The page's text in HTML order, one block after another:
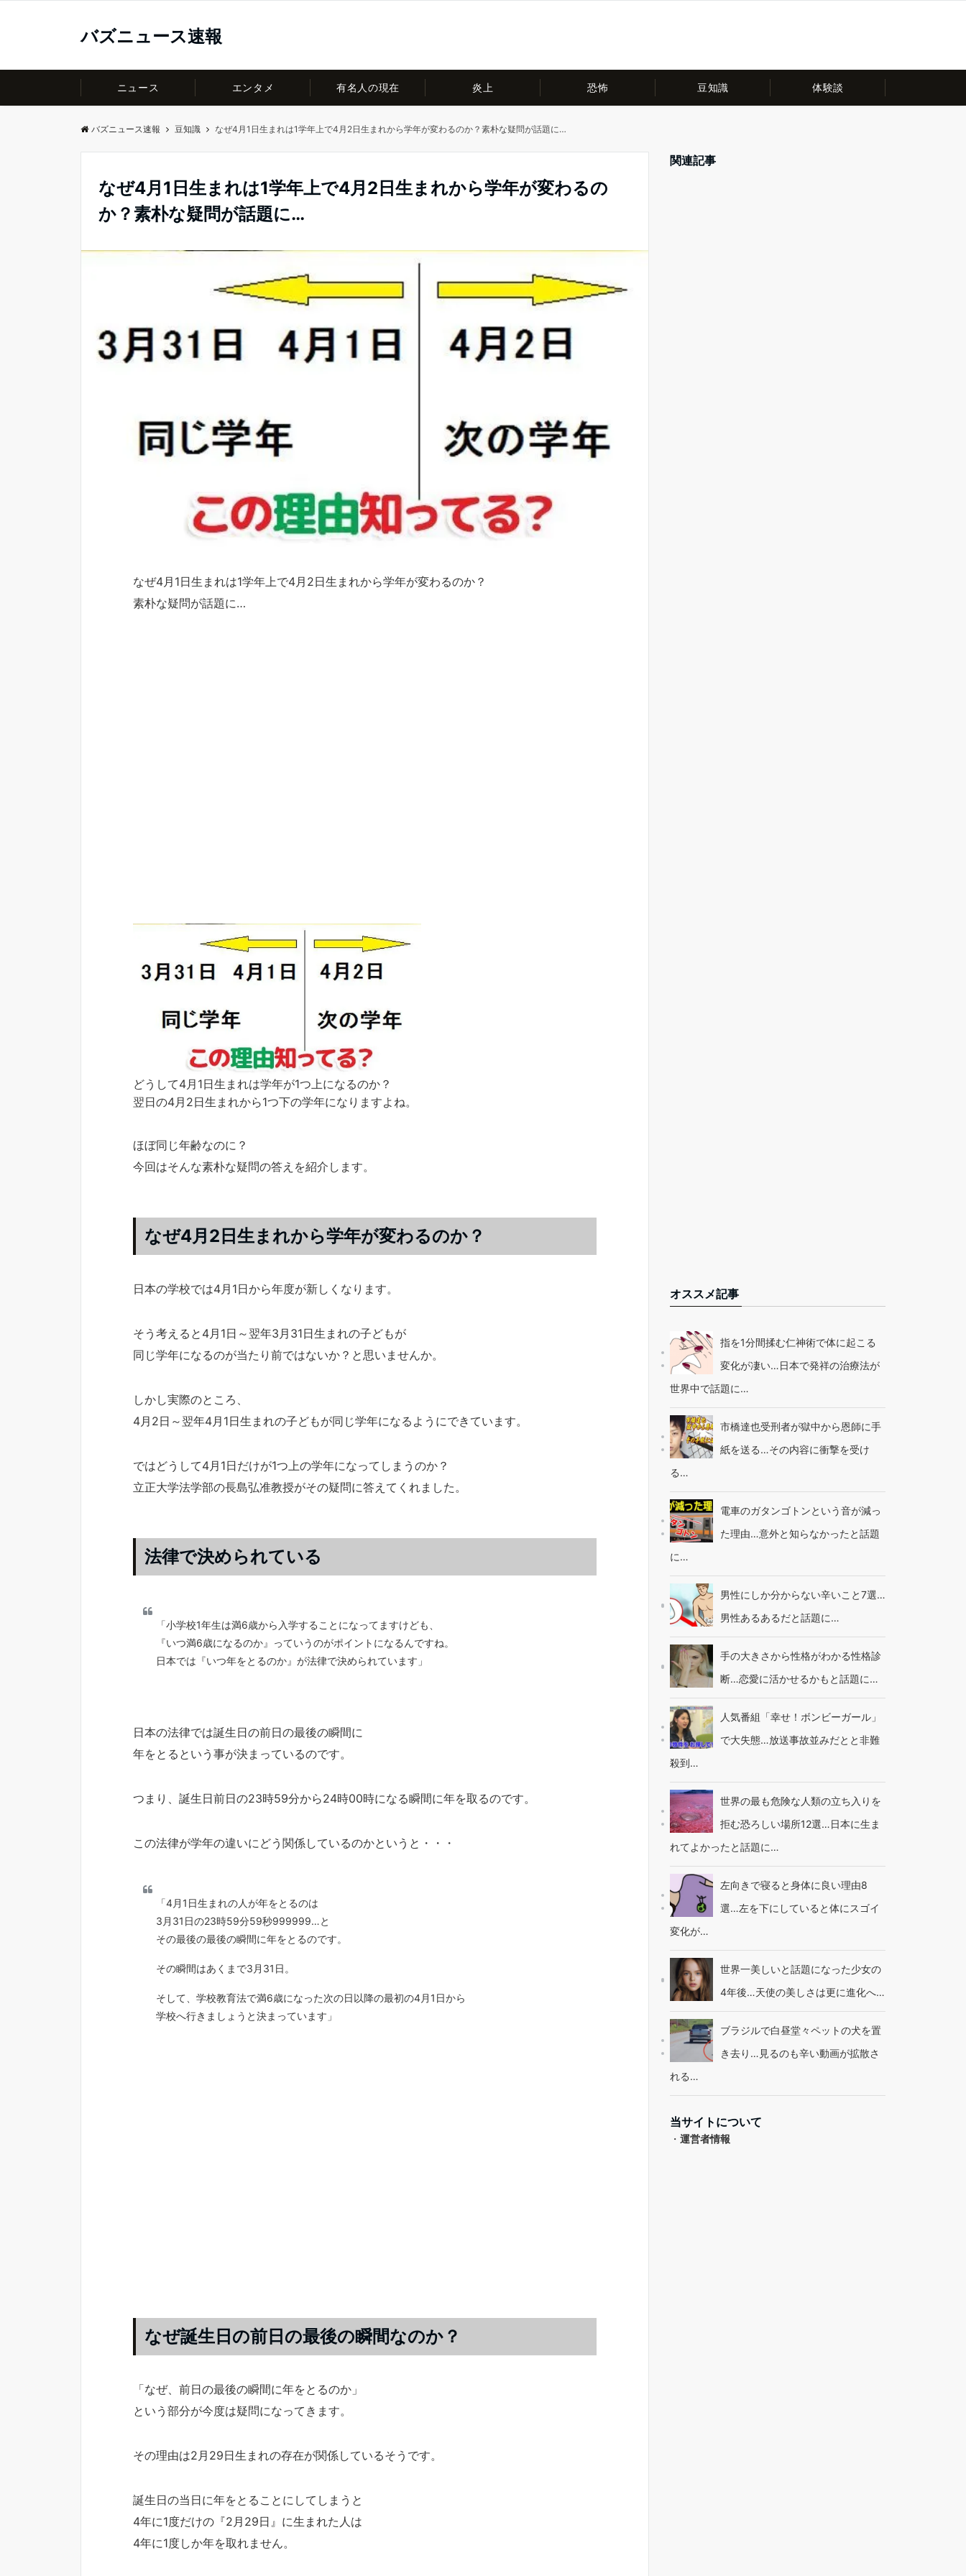
バズニュース速報
ニュース エンタメ 有名人の現在 炎上 恐怖 豆知識 体験談
バズニュース速報 豆知識 なぜ4月1日生まれは1学年上で4月2日生まれから学年が変わるのか？素朴な疑問が話題に…
なぜ4月1日生まれは1学年上で4月2日生まれから学年が変わるの
か？素朴な疑問が話題に…
なぜ4月1日生まれは1学年上で4月2日生まれから学年が変わるのか？
素朴な疑問が話題に…
どうして4月1日生まれは学年が1つ上になるのか？
翌日の4月2日生まれから1つ下の学年になりますよね。
ほぼ同じ年齢なのに？
今回はそんな素朴な疑問の答えを紹介します。
なぜ4月2日生まれから学年が変わるのか？
日本の学校では4月1日から年度が新しくなります。
そう考えると4月1日～翌年3月31日生まれの子どもが
同じ学年になるのが当たり前ではないか？と思いませんか。
しかし実際のところ、
4月2日～翌年4月1日生まれの子どもが同じ学年になるようにできています。
ではどうして4月1日だけが1つ上の学年になってしまうのか？
立正大学法学部の長島弘准教授がその疑問に答えてくれました。
法律で決められている
「小学校1年生は満6歳から入学することになってますけども、
『いつ満6歳になるのか』っていうのがポイントになるんですね。
日本では『いつ年をとるのか』が法律で決められています」
日本の法律では誕生日の前日の最後の瞬間に
年をとるという事が決まっているのです。
つまり、誕生日前日の23時59分から24時00時になる瞬間に年を取るのです。
この法律が学年の違いにどう関係しているのかというと・・・
「4月1日生まれの人が年をとるのは
3月31日の23時59分59秒999999…と
その最後の最後の瞬間に年をとるのです。
その瞬間はあくまで3月31日。
そして、学校教育法で満6歳になった次の日以降の最初の4月1日から
学校へ行きましょうと決まっています」
なぜ誕生日の前日の最後の瞬間なのか？
「なぜ、前日の最後の瞬間に年をとるのか」
という部分が今度は疑問になってきます。
その理由は2月29日生まれの存在が関係しているそうです。
誕生日の当日に年をとることにしてしまうと
4年に1度だけの『2月29日』に生まれた人は
4年に1度しか年を取れません。
関連記事
オススメ記事
指を1分間揉む仁神術で体に起こる
変化が凄い…日本で発祥の治療法が
世界中で話題に…
市橋達也受刑者が獄中から恩師に手
紙を送る…その内容に衝撃を受け
る…
電車のガタンゴトンという音が減っ
た理由…意外と知らなかったと話題
に…
男性にしか分からない辛いこと7選…
男性あるあるだと話題に…
手の大きさから性格がわかる性格診
断…恋愛に活かせるかもと話題に…
人気番組「幸せ！ボンビーガール」
で大失態…放送事故並みだとと非難
殺到…
世界の最も危険な人類の立ち入りを
拒む恐ろしい場所12選…日本に生ま
れてよかったと話題に…
左向きで寝ると身体に良い理由8
選…左を下にしていると体にスゴイ
変化が…
世界一美しいと話題になった少女の
4年後…天使の美しさは更に進化へ…
ブラジルで白昼堂々ペットの犬を置
き去り…見るのも辛い動画が拡散さ
れる…
当サイトについて
・ 運営者情報